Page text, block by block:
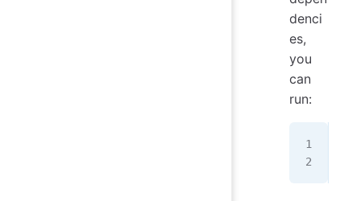
denci
es,
you
can
run: